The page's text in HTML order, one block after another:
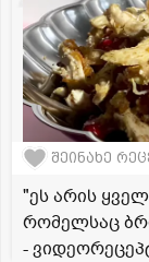
შეინახე
"ეს არის
რომელსაც
-